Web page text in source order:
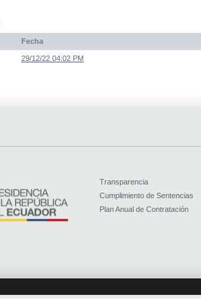
Fecha
29/12/22 04:02 PM
Transparencia
Cumplimiento de Sentencias
Plan Anual de Contratación